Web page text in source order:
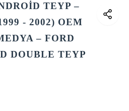
TEYP –
- 2002) OEM
– FORD
DOUBLE TEYP